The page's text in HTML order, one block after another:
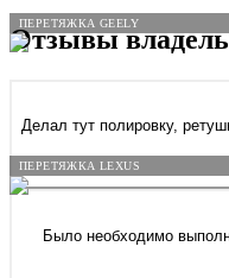
ПЕРЕТЯЖКА GEELY
ПЕРЕТЯЖКА LEXUS
Отзывы
Делал тут полировку,
Было необходимо